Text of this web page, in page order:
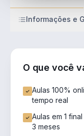
Informações e
O que você
Aulas 100%
tempo real
Aulas em 1
3 meses